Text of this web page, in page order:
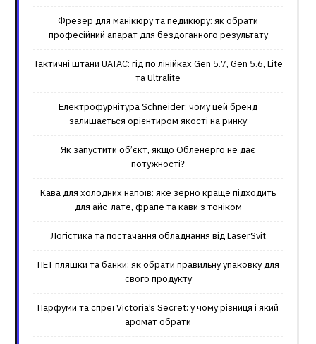
Фрезер для манікюру та педикюру: як обрати
професійний апарат для бездоганного результату
Тактичні штани UATAC: гід по лінійках Gen 5.7, Gen 5.6, Lite
та Ultralite
Електрофурнітура Schneider: чому цей бренд
залишається орієнтиром якості на ринку
Як запустити об’єкт, якщо Обленерго не дає
потужності?
Кава для холодних напоїв: яке зерно краще підходить
для айс-лате, фрапе та кави з тоніком
Логістика та постачання обладнання від LaserSvit
ПЕТ пляшки та банки: як обрати правильну упаковку для
свого продукту
Парфуми та спреї Victoria’s Secret: у чому різниця і який
аромат обрати